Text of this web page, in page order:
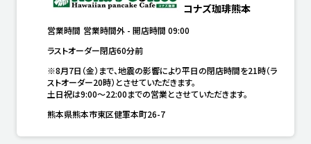
コナズ珈琲熊本
営業時間 営業時間外 - 開店時間 09:00
ラストオーダー閉店60分前
※8月7日（金）まで、地震の影響により平日の閉店時間を21時（ラ
ストオーダー20時）とさせていただきます。
土日祝は9:00～22:00までの営業とさせていただきます。
熊本県熊本市東区健軍本町26-7